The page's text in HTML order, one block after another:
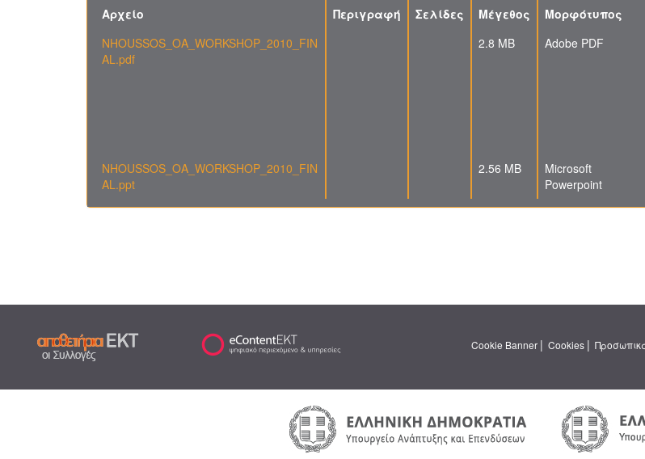
Αρχείο Περιγραφή Σελίδες Μέγεθος Μορφότυπος
NHOUSSOS_OA_WORKSHOP_2010_FIN
AL.pdf
2.8 MB Adobe PDF
NHOUSSOS_OA_WORKSHOP_2010_FIN
AL.ppt
2.56 MB
Microsoft
Powerpoint
Cookie Banner | Cookies |